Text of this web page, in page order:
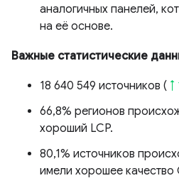
аналогичных панелей,
на её основе.
Важные статистические
18 640 549 источников ( ↑
66,8% регионов
хороший LCP.
80,1% источников
имели хорошее качество